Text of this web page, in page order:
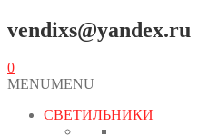
vendixs@yandex.ru
0
MENUMENU
СВЕТИЛЬНИКИ